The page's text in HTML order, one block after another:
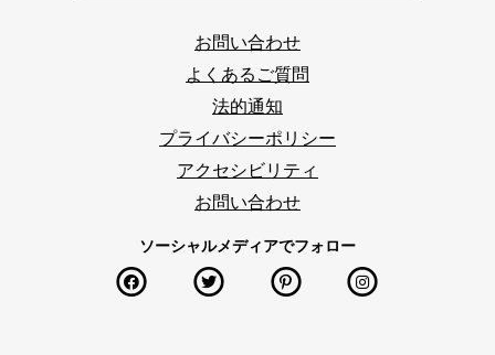
お問い合わせ
よくあるご質問
法的通知
プライバシーポリシー
アクセシビリティ
お問い合わせ
ソーシャルメディアでフォロー